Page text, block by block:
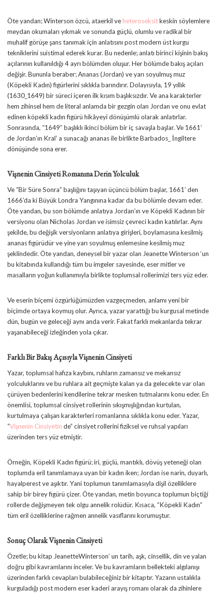
Öte yandan; Winterson özcü, ataerkil ve heteroseksitkeskin söylemlere
meydan okumaları yıkmak ve sonunda güçlü, olumlu ve radikal bir
muhalif görüşe şans tanımak için anlatısını post modern üst kurgu
tekniklerini suistimal ederek kurar. Bu nedenle; anlatı birinci kişinin bakış
açılarının kullanıldığı 4 ayrı bölümden oluşur. Her bölümde bakış açıları
değişir. Bununla beraber; Ananas (Jordan) ve yarı soyulmuş muz
(Köpekli Kadın) figürlerini sıklıkla barındırır. Dolayısıyla, 19 yıllık
(1630_1649) bir süreci içeren ilk kısım başlıksızdır. Ve ana karakterler
hem zihinsel hem de literal anlamda bir gezgin olan Jordan ve onu evlat
edinen köpekli kadın figürü hikâyeyi dönüşümlü olarak anlatırlar.
Sonrasında, “1649” başlıklı ikinci bölüm bir iç savaşla başlar. Ve 1661’
de Jordan’ın Kral’ a sunacağı ananas ile birlikte Barbados_ İngiltere
dönüşünde sona erer.
Vişnenin Cinsiyeti Romanına Derin Yolculuk
Ve “Bir Süre Sonra” başlığını taşıyan üçüncü bölüm başlar, 1661’ den
1666’da ki Büyük Londra Yangınına kadar da bu bölümle devam eder.
Öte yandan, bu son bölümde anlatıya Jordan’ın ve Köpekli Kadının bir
versiyonu olan Nicholas Jordan ve isimsiz çevreci kadın katılırlar. Aynı
şekilde, bu değişik versiyonların anlatıya girişleri, boylamasına kesilmiş
ananas figürüdür ve yine yarı soyulmuş enlemesine kesilmiş muz
şeklindedir. Öte yandan, deneysel bir yazar olan Jeanette Winterson ‘un
bu kitabında kullandığı tüm bu imgeler sayesinde, eser mitler ve
masalların yoğun kullanımıyla birlikte toplumsal rollerimizi ters yüz eder.
Ve eserin biçemi özgürlüğümüzden vazgeçmeden, anlamı yeni bir
biçimde ortaya koymuş olur. Ayrıca, yazar yarattığı bu kurgusal metinde
dün, bugün ve geleceği aynı anda verir. Fakat farklı mekanlarda tekrar
yaşanabileceği izleğinden yola çıkar.
Farklı Bir Bakış Açısıyla Vişnenin Cinsiyeti
Yazar, toplumsal hafıza kaybını, ruhların zamansız ve mekansız
yolculuklarını ve bu ruhlara ait geçmişte kalan ya da gelecekte var olan
çürüyen bedenlerini kendilerine tekrar mesken tutmalarını konu eder. En
önemlisi, toplumsal cinsiyet rollerinin sıkışmışlığından kurtulan,
kurtulmaya çalışan karakterleri romanlarına sıklıkla konu eder. Yazar,
“Vişnenin Cinsiyetin de” cinsiyet rollerini fiziksel ve ruhsal yapıları
üzerinden ters yüz etmiştir.
Örneğin, Köpekli Kadın figürü; iri, güçlü, mantıklı, dövüş yeteneği olan
toplumda eril tanımlamaya uyan bir kadın iken; Jordan ise narin, duyarlı,
hayalperest ve aşıktır. Yani toplumun tanımlamasıyla dişil özelliklere
sahip bir birey figürü çizer. Öte yandan, metin boyunca toplumun biçtiği
rollerde değişmeyen tek olgu annelik rolüdür. Kısaca, “Köpekli Kadın”
tüm eril özelliklerine rağmen annelik vasıflarını korumuştur.
Sonuç Olarak Vişnenin Cinsiyeti
Özetle; bu kitap JeanetteWinterson’ un tarih, aşk, cinsellik, din ve yalan
doğru gibi kavramlarını inceler. Ve bu kavramların bellekteki algılanışı
üzerinden farklı cevapları bulabileceğiniz bir kitaptır. Yazarın ustalıkla
kurguladığı post modern eser kaderi arayış romanı olarak da zihinlere